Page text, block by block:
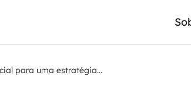
AI / Machine Learning
para uma estratégia...